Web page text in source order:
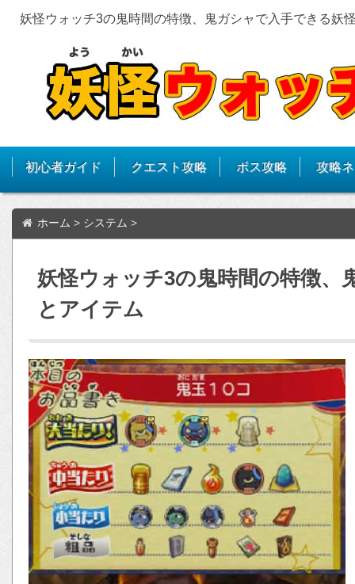
妖怪ウォッチ3の鬼時間の特徴、鬼ガシャで入手できる妖
初心者ガイド クエスト攻略 ボス攻略 攻略
ホーム > システム >
妖怪ウォッチ3の鬼時間の特徴、
とアイテム